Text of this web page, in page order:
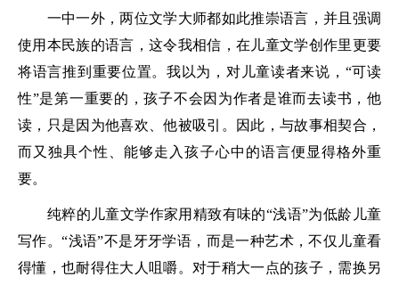
一中一外，两位文学大师都如此推崇语言，并且强调
使用本民族的语言，这令我相信，在儿童文学创作里更要
将语言推到重要位置。我以为，对儿童读者来说，“可读
性”是第一重要的，孩子不会因为作者是谁而去读书，他
读，只是因为他喜欢、他被吸引。因此，与故事相契合，
而又独具个性、能够走入孩子心中的语言便显得格外重
要。
纯粹的儿童文学作家用精致有味的“浅语”为低龄儿童
写作。“浅语”不是牙牙学语，而是一种艺术，不仅儿童看
得懂，也耐得住大人咀嚼。对于稍大一点的孩子，需换另